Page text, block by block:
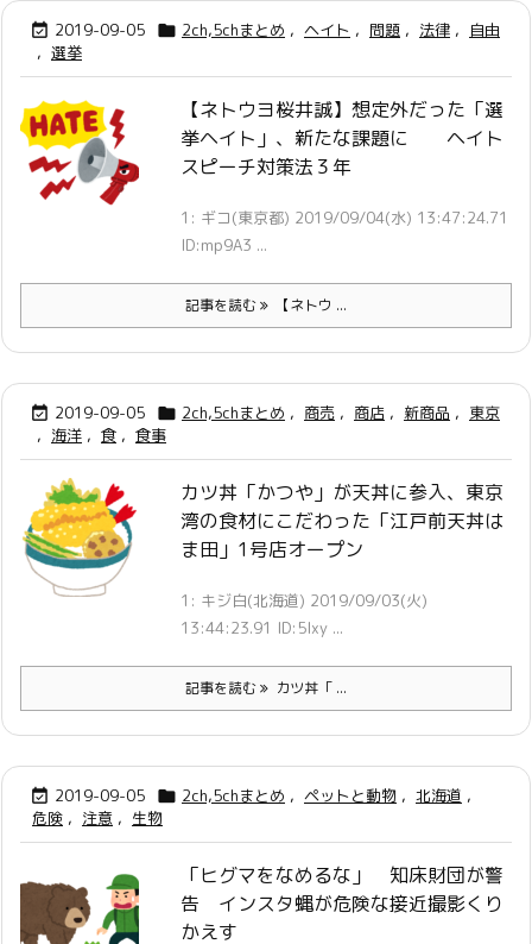
 2019-09-05  2ch,5chまとめ , ヘイト , 問題 , 法律 ,
自由
, 選挙
【ネトウヨ桜井誠】想定外だった「選
挙ヘイト」、新たな課題に ヘイト
スピーチ対策法３年
1: ギコ(東京都) 2019/09/04(水) 13:47:24.71
ID:mp9A3 ...
記事を読む 【ネトウ ...
 2019-09-05  2ch,5chまとめ , 商売 , 商店 , 新商品 , 東京
, 海洋 , 食 , 食事
カツ丼「かつや」が天丼に参入、東京
湾の食材にこだわった「江戸前天丼は
ま田」1号店オープン
1: キジ白(北海道) 2019/09/03(火)
13:44:23.91 ID:5lxy ...
記事を読む カツ丼「 ...
 2019-09-05  2ch,5chまとめ , ペットと動物 , 北海道 ,
危険 , 注意 , 生物
「ヒグマをなめるな」 知床財団が警
告 インスタ蝿が危険な接近撮影くり
かえす